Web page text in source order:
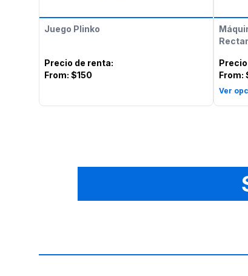
Juego Plinko
Precio de renta:
From: $150
From:
Ver